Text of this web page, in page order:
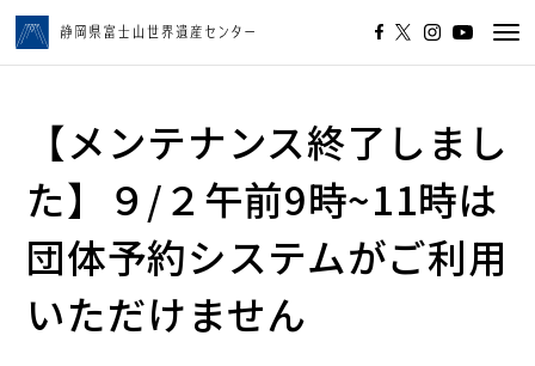
【メンテナンス終了しまし
た】９/２午前9時~11時は
団体予約システムがご利用
いただけません